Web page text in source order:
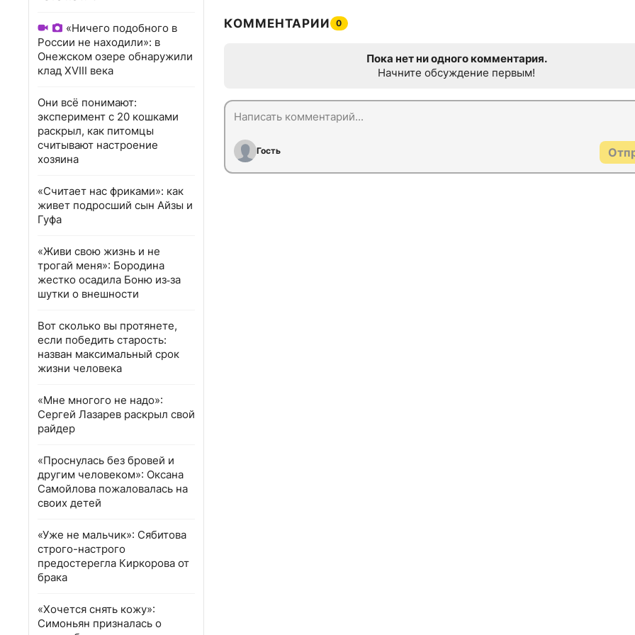
«Ничего подобного в
России не находили»: в
Онежском озере обнаружили
клад XVIII века
Они всё понимают:
эксперимент с 20 кошками
раскрыл, как питомцы
считывают настроение
хозяина
«Считает нас фриками»: как
живет подросший сын Айзы и
Гуфа
«Живи свою жизнь и не
трогай меня»: Бородина
жестко осадила Боню из‑за
шутки о внешности
Вот сколько вы протянете,
если победить старость:
назван максимальный срок
жизни человека
«Мне многого не надо»:
Сергей Лазарев раскрыл свой
райдер
«Проснулась без бровей и
другим человеком»: Оксана
Самойлова пожаловалась на
своих детей
«Уже не мальчик»: Сябитова
строго-настрого
предостерегла Киркорова от
брака
«Хочется снять кожу»:
Симоньян призналась о
КОММЕНТАРИИ 0
Пока нет ни одного комментария.
Начните обсуждение первым!
Гость